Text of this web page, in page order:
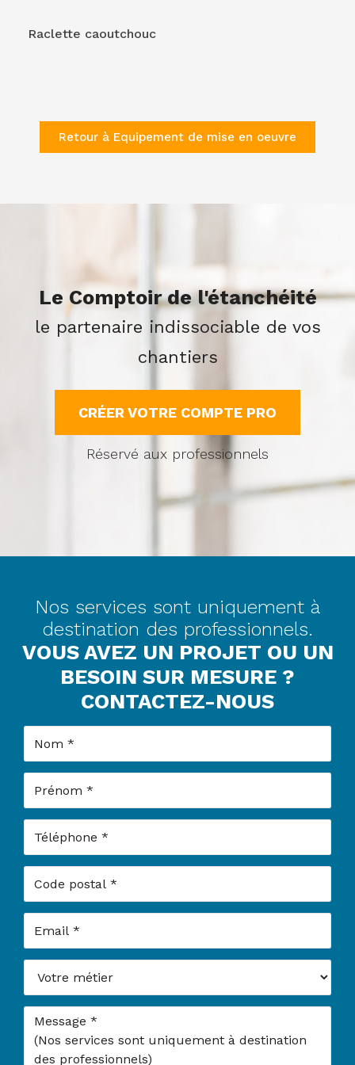
Raclette caoutchouc
Retour à Equipement de mise en oeuvre
Le Comptoir de l'étanchéité
le partenaire indissociable de vos
chantiers
CRÉER VOTRE COMPTE PRO
Réservé aux professionnels
Nos services sont uniquement à
destination des professionnels.
VOUS AVEZ UN PROJET OU UN
BESOIN SUR MESURE ?
CONTACTEZ-NOUS
Message